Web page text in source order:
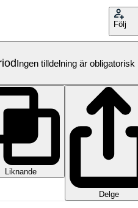
Följ
Ingen tilldelning är obligatorisk
Liknande
Delge